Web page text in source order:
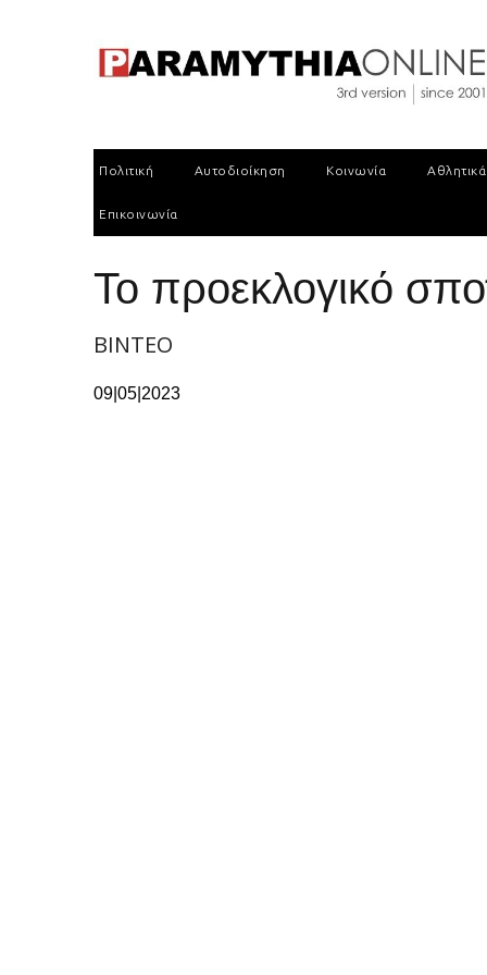
Πολιτική Αυτοδιοίκηση Κοινωνία Αθλητικά
Επικοινωνία
Το προεκλογικό
BINTEO
09|05|2023